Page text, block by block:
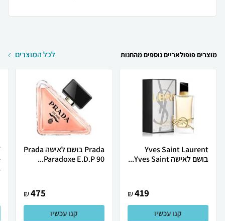
מוצרים פופולאריים נוספים מהחנות לכל המוצרים
Yves Saint Laurent
בושם לאישה Yves Saint...
419
₪
קנו עכשיו
Prada בושם לאישה Prada
Paradoxe E.D.P 90...
475
₪
קנו עכשיו